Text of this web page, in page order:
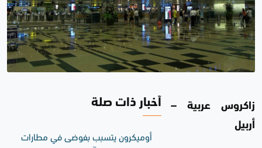
أخبار ذات صلة
أوميكرون يتسبب بفوضى في مطارات
زاكروس عربية –
أربيل